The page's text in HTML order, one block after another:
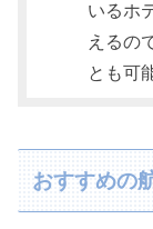
いるホ
えるの
とも可
おすすめの